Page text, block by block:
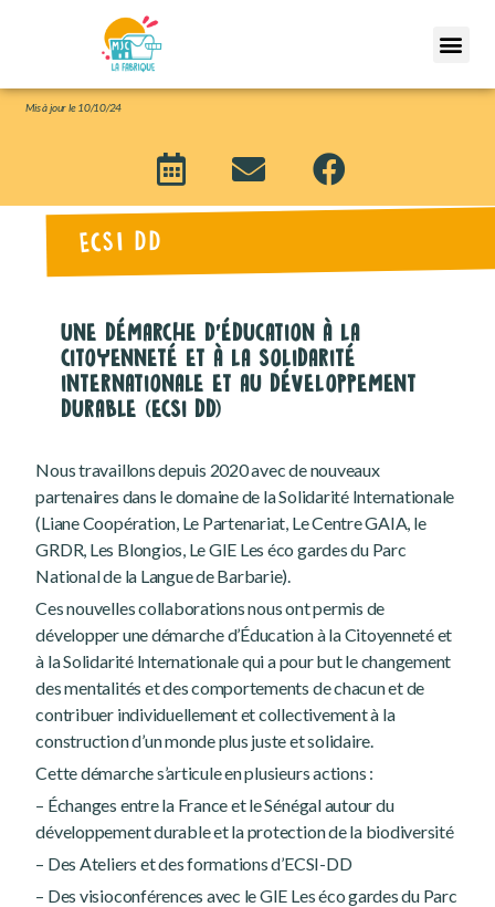
Misà jour le 10/10/24
ECSI DD
UNE DÉMARCHE D'ÉDUCATION À LA
CITOYENNETÉ ET À LA SOLIDARITÉ
INTERNATIONALE ET AU DÉVELOPPEMENT
DURABLE (ECSI DD)
Nous travaillons depuis 2020 avec de nouveaux
partenaires dans le domaine de la Solidarité Internationale
(Liane Coopération, Le Partenariat, Le Centre GAIA, le
GRDR, Les Blongios, Le GIE Les éco gardes du Parc
National de la Langue de Barbarie).
Ces nouvelles collaborations nous ont permis de
développer une démarche d’Éducation à la Citoyenneté et
à la Solidarité Internationale qui a pour but le changement
des mentalités et des comportements de chacun et de
contribuer individuellement et collectivement à la
construction d’un monde plus juste et solidaire.
Cette démarche s’articule en plusieurs actions :
– Échanges entre la France et le Sénégal autour du
développement durable et la protection de la biodiversité
– Des Ateliers et des formations d’ECSI-DD
– Des visioconférences avec le GIE Les éco gardes du Parc